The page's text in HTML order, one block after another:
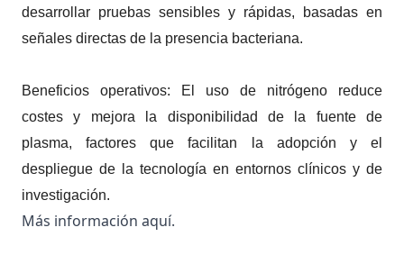
desarrollar pruebas sensibles y rápidas, basadas en
señales directas de la presencia bacteriana.
Beneficios operativos: El uso de nitrógeno reduce
costes y mejora la disponibilidad de la fuente de
plasma, factores que facilitan la adopción y el
despliegue de la tecnología en entornos clínicos y de
investigación.
Más información aquí.